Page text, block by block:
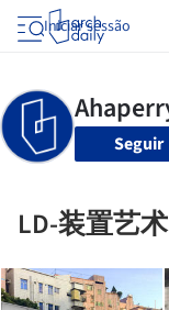
Iniciar sessão
Seguir
LD-装置艺术